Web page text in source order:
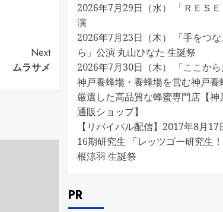
Next
ムラサメ
2026年7月29日（水） 「ＲＥＳ
演
2026年7月23日（木） 「手をつ
ら」公演 丸山ひなた 生誕祭
2026年7月30日（木） 「ここか
神戸養蜂場・養蜂場を営む神戸養
厳選した高品質な蜂蜜専門店【神
通販ショップ】
【リバイバル配信】2017年8月17
16期研究生 「レッツゴー研究生
根涼羽 生誕祭
PR